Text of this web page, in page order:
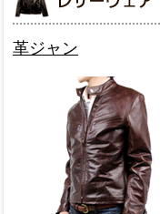
革ジャン